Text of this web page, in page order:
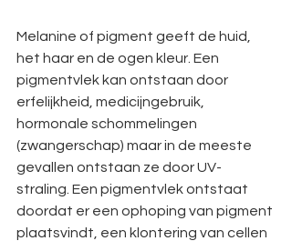
Melanine of pigment geeft de huid,
het haar en de ogen kleur. Een
pigmentvlek kan ontstaan door
erfelijkheid, medicijngebruik,
hormonale schommelingen
(zwangerschap) maar in de meeste
gevallen ontstaan ze door UV-
straling. Een pigmentvlek ontstaat
doordat er een ophoping van pigment
plaatsvindt, een klontering van cellen